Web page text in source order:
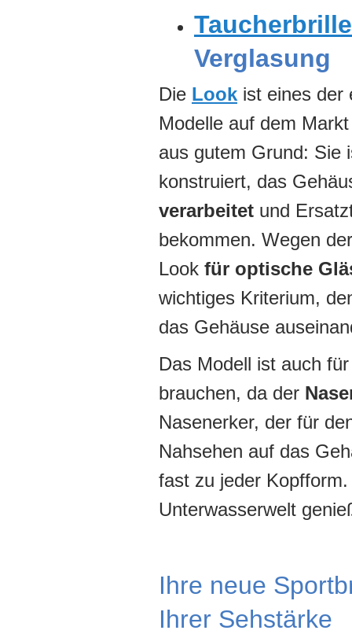
Taucherbrille
Verglasung
Die Look ist eines der
Modelle auf dem
aus gutem Grund: Sie
konstruiert, das
verarbeitet und
bekommen. Wegen
Look für optische
wichtiges Kriterium,
das Gehäuse
Das Modell ist auch
brauchen, da der
Nasenerker, der für
Nahsehen auf das
fast zu jeder
Unterwasserwelt
Ihre neue
Ihrer Sehstärke